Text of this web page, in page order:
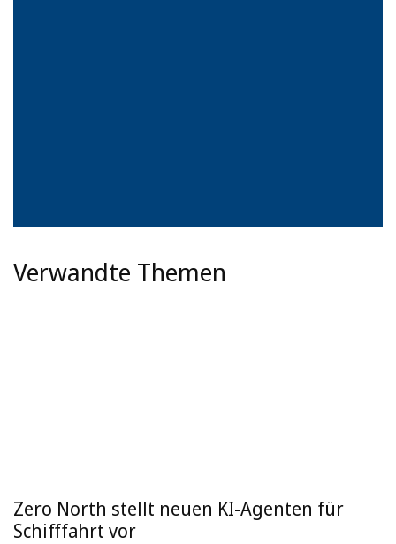
Verwandte Themen
Zero North stellt neuen KI-Agenten für
Schifffahrt vor